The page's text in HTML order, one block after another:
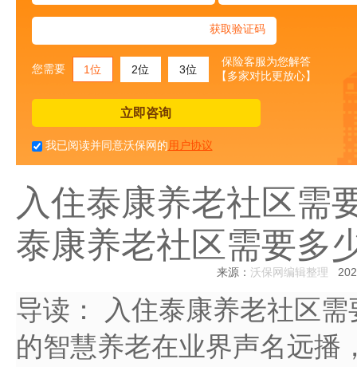
获取验证码
您需要 1位 2位 3位
保险客服为您解答
【多家对比更放心】
立即咨询
我已阅读并同意沃保网的 用户协议
入住泰康养老社区需
泰康养老社区需要多
来源： 沃保网编辑整理
导读：
入住泰康养老社区
的智慧养老在业界声名远播